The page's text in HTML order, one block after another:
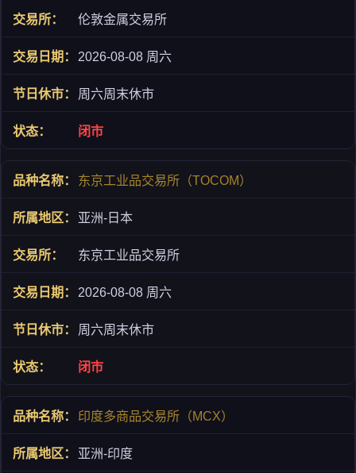
伦敦金属交易所
2026-08-08 周六
周六周末休市
闭市
东京工业品交易所（TOCOM）
亚洲-日本
东京工业品交易所
2026-08-08 周六
周六周末休市
闭市
印度多商品交易所（MCX）
亚洲-印度